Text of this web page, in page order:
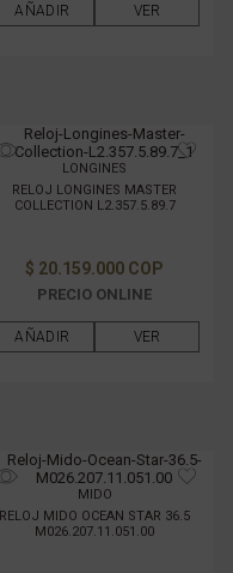
AÑADIR VER
LONGINES
RELOJ LONGINES MASTER
COLLECTION L2.357.5.89.7
$ 20.159.000 COP
PRECIO ONLINE
AÑADIR VER
MIDO
RELOJ MIDO OCEAN STAR 36.5
M026.207.11.051.00